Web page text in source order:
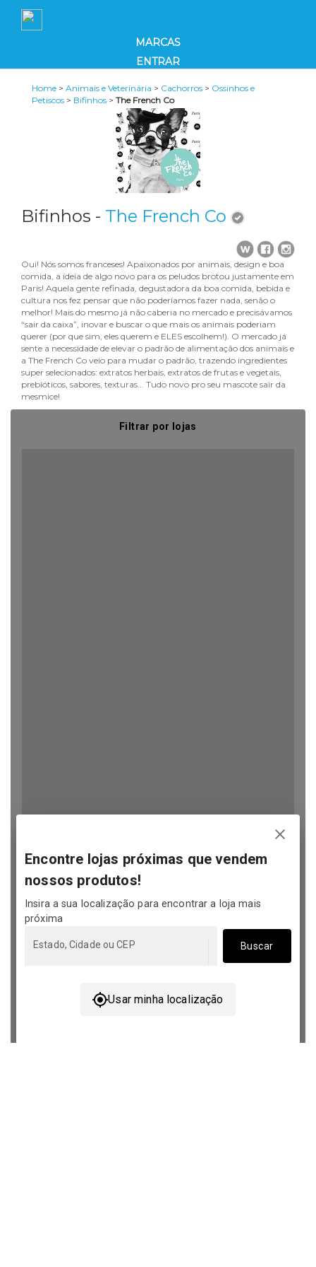
MARCAS
ENTRAR
Home > Animais e Veterinária > Cachorros > Ossinhos e
Petiscos > Bifinhos > The French Co
Bifinhos - The French Co
Oui! Nós somos franceses! Apaixonados por animais, design e boa
comida, a ideia de algo novo para os peludos brotou justamente em
Paris! Aquela gente refinada, degustadora da boa comida, bebida e
cultura nos fez pensar que não poderíamos fazer nada, senão o
melhor! Mais do mesmo já não caberia no mercado e precisávamos
“sair da caixa”, inovar e buscar o que mais os animais poderiam
querer (por que sim, eles querem e ELES escolhem!). O mercado já
sente a necessidade de elevar o padrão de alimentação dos animais e
a The French Co veio para mudar o padrão, trazendo ingredientes
super selecionados: extratos herbais, extratos de frutas e vegetais,
prebióticos, sabores, texturas... Tudo novo pro seu mascote sair da
mesmice!